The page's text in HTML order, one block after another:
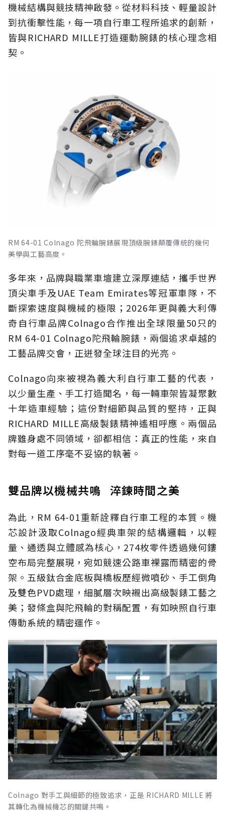
機械結構與競技精神啟發。從材料科技、輕量設計
到抗衝擊性能，每一項自行車工程所追求的創新，
皆與RICHARD MILLE打造運動腕錶的核心理念相
契。
RM 64-01 Colnago 陀飛輪腕錶展現頂級腕錶顛覆傳統的幾何
美學與工藝高度。
多年來，品牌與職業車壇建立深厚連結，攜手世界
頂尖車手及UAE Team Emirates等冠軍車隊，不
斷探索速度與機械的極限；2026年更與義大利傳
奇自行車品牌Colnago合作推出全球限量50只的
RM 64-01 Colnago陀飛輪腕錶，兩個追求卓越的
工藝品牌交會，正迸發全球注目的光亮。
Colnago向來被視為義大利自行車工藝的代表，
以少量生產、手工打造聞名，每一輛車架皆凝聚數
十年造車經驗；這份對細節與品質的堅持，正與
RICHARD MILLE高級製錶精神遙相呼應。兩個品
牌雖身處不同領域，卻都相信：真正的性能，來自
對每一道工序毫不妥協的執著。
雙品牌以機械共鳴 淬鍊時間之美
為此，RM 64-01重新詮釋自行車工程的本質。機
芯設計汲取Colnago經典車架的結構邏輯，以輕
量、通透與立體感為核心，274枚零件透過幾何鏤
空布局完整展現，宛如競速公路車裸露而精密的骨
架。五級鈦合金底板與橋板歷經微噴砂、手工倒角
及雙色PVD處理，細膩層次映襯出高級製錶工藝之
美；發條盒與陀飛輪的對稱配置，有如映照自行車
傳動系統的精密運作。
Colnago 對手工與細節的極致追求，正是 RICHARD MILLE 將
其轉化為機械機芯的關鍵共鳴。